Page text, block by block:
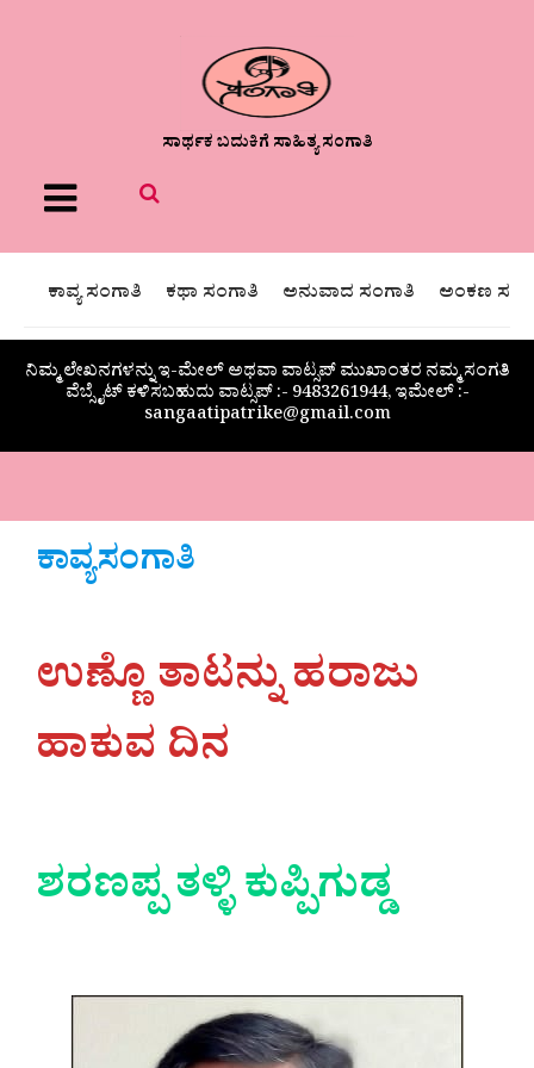
ಸಾರ್ಥಕ ಬದುಕಿಗೆ ಸಾಹಿತ್ಯ ಸಂಗಾತಿ
Menu
ಕಾವ್ಯ ಸಂಗಾತಿ ಕಥಾ ಸಂಗಾತಿ ಅನುವಾದ ಸಂಗಾತಿ ಅಂಕಣ
ನಿಮ್ಮ ಲೇಖನಗಳನ್ನು ಇ-ಮೇಲ್ ಅಥವಾ ವಾಟ್ಸಪ್ ಮುಖಾಂತರ ನಮ್ಮ ಸಂಗತಿ
ವೆಬ್ಸೈಟ್ ಕಳಿಸಬಹುದು ವಾಟ್ಸಪ್‌ :- 9483261944, ಇಮೇಲ್ :-
sangaatipatrike@gmail.com
ಕಾವ್ಯಸಂಗಾತಿ
ಉಣ್ಣೊ ತಾಟನ್ನು ಹರಾಜು
ಹಾಕುವ ದಿನ
ಶರಣಪ್ಪ ತಳ್ಳಿ ಕುಪ್ಪಿಗುಡ್ಡ